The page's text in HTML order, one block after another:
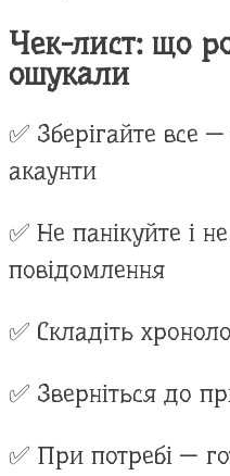
Чек-лист: що
ошукали
✅ Зберігайте все
акаунти
✅ Не панікуйте і
повідомлення
✅ Складіть
✅ Зверніться до
✅ При потребі —